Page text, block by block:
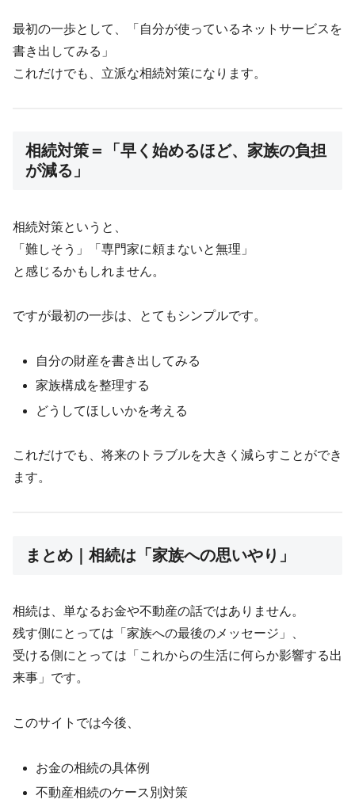
最初の一歩として、「自分が使っているネットサービスを
書き出してみる」
これだけでも、立派な相続対策になります。
相続対策＝「早く始めるほど、家族の負担
が減る」
相続対策というと、
「難しそう」「専門家に頼まないと無理」
と感じるかもしれません。
ですが最初の一歩は、とてもシンプルです。
自分の財産を書き出してみる
家族構成を整理する
どうしてほしいかを考える
これだけでも、将来のトラブルを大きく減らすことができ
ます。
まとめ｜相続は「家族への思いやり」
相続は、単なるお金や不動産の話ではありません。
残す側にとっては「家族への最後のメッセージ」、
受ける側にとっては「これからの生活に何らか影響する出
来事」です。
このサイトでは今後、
お金の相続の具体例
不動産相続のケース別対策